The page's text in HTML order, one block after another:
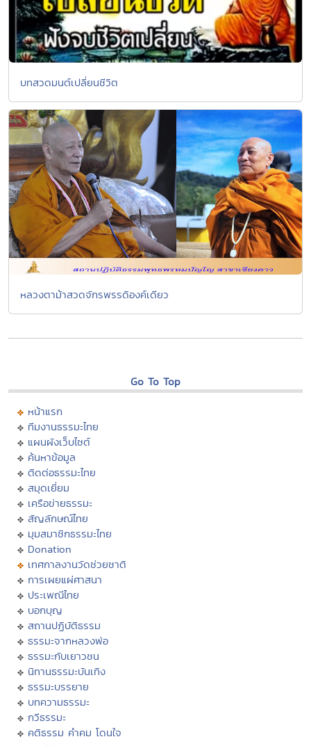
บทสวดมนต์เปลี่ยนชีวิต
หลวงตาม้าสวดจักรพรรดิองค์เดียว
Go To Top
หน้าแรก
ทีมงานธรรมะไทย
แผนผังเว็บไซต์
ค้นหาข้อมูล
ติดต่อธรรมะไทย
สมุดเยี่ยม
เครือข่ายธรรมะ
สัญลักษณ์ไทย
มุมสมาชิกธรรมะไทย
Donation
เทศกาลงานวัดช่วยชาติ
การเผยแผ่ศาสนา
ประเพณีไทย
บอกบุญ
สถานปฏิบัติธรรม
ธรรมะจากหลวงพ่อ
ธรรมะกับเยาวชน
นิทานธรรมะบันเทิง
ธรรมะบรรยาย
บทความธรรมะ
กวีธรรมะ
คติธรรม คำคม โดนใจ